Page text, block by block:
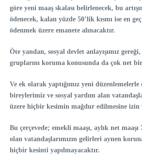
göre yeni maaş skalası belirlenecek, bu
ödenecek, kalan yüzde 50’lik kısmı ise en
ödenmek üzere emanete alınacaktır.
Öte yandan, sosyal devlet anlayışımız
gruplarını koruma konusunda da çok net
Ve ek olarak yaptığımız yeni
bireylerimiz ve sosyal yardım alan
üzere hiçbir kesimin mağdur edilmesine izin
Bu çerçevede; emekli maaşı, aylık net
olan vatandaşlarımızın gelirleri aynen
hiçbir kesinti yapılmayacaktır.